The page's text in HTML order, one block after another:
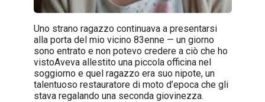
Uno strano ragazzo continuava a presentarsi
alla porta del mio vicino 83enne — un giorno
sono entrato e non potevo credere a ciò che ho
vistoAveva allestito una piccola officina nel
soggiorno e quel ragazzo era suo nipote, un
talentuoso restauratore di moto d’epoca che gli
stava regalando una seconda giovinezza.